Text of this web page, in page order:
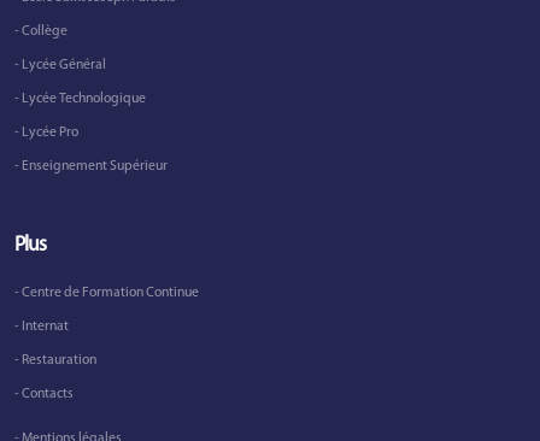
- Collège
- Lycée Général
- Lycée Technologique
- Lycée Pro
- Enseignement Supérieur
Plus
- Centre de Formation Continue
- Internat
- Restauration
- Contacts